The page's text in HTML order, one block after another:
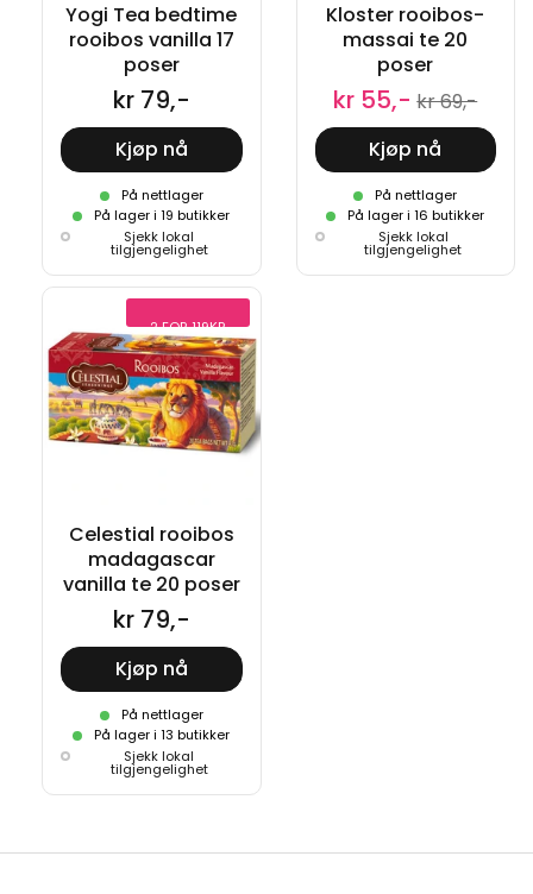
Yogi Tea bedtime
rooibos vanilla 17
poser
kr 79,-
Kjøp nå
På nettlager
På lager i 19 butikker
Sjekk lokal
tilgjengelighet
Kloster rooibos-
massai te 20
poser
kr 55,- kr 69,-
Kjøp nå
På nettlager
På lager i 16 butikker
Sjekk lokal
tilgjengelighet
Celestial rooibos
madagascar
vanilla te 20 poser
kr 79,-
Kjøp nå
På nettlager
På lager i 13 butikker
Sjekk lokal
tilgjengelighet
2 FOR 119KR